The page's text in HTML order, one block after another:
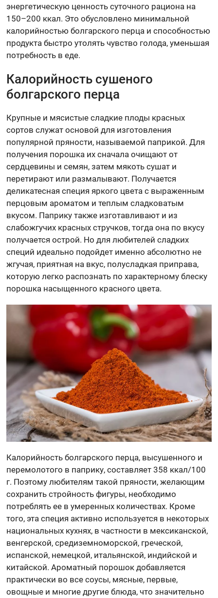
энергетическую ценность суточного рациона на
150–200 ккал. Это обусловлено минимальной
калорийностью болгарского перца и способностью
продукта быстро утолять чувство голода, уменьшая
потребность в еде.
Калорийность сушеного
болгарского перца
Крупные и мясистые сладкие плоды красных
сортов служат основой для изготовления
популярной пряности, называемой паприкой. Для
получения порошка их сначала очищают от
сердцевины и семян, затем мякоть сушат и
перетирают или размалывают. Получается
деликатесная специя яркого цвета с выраженным
перцовым ароматом и теплым сладковатым
вкусом. Паприку также изготавливают и из
слабожгучих красных стручков, тогда она по вкусу
получается острой. Но для любителей сладких
специй идеально подойдет именно абсолютно не
жгучая, приятная на вкус, полусладкая приправа,
которую легко распознать по характерному блеску
порошка насыщенного красного цвета.
Калорийность болгарского перца, высушенного и
перемолотого в паприку, составляет 358 ккал/100
г. Поэтому любителям такой пряности, желающим
сохранить стройность фигуры, необходимо
потреблять ее в умеренных количествах. Кроме
того, эта специя активно используется в некоторых
национальных кухнях, в частности в мексиканской,
венгерской, средиземноморской, греческой,
испанской, немецкой, итальянской, индийской и
китайской. Ароматный порошок добавляется
практически во все соусы, мясные, первые,
овощные и многие другие блюда, что значительно